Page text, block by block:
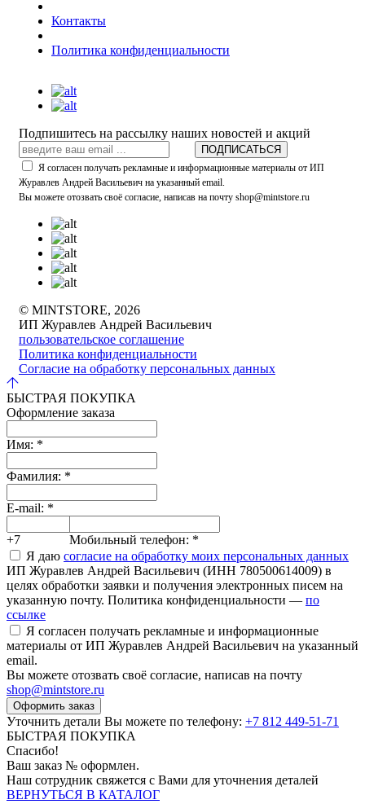
Контакты
Политика конфиденциальности
Подпишитесь на рассылку наших новостей и акций
ПОДПИСАТЬСЯ
Я согласен получать рекламные и информационные материалы от ИП
Журавлев Андрей Васильевич на указанный email.
Вы можете отозвать своё согласие, написав на почту shop@mintstore.ru
© MINTSTORE, 2026
ИП Журавлев Андрей Васильевич
пользовательское соглашение
Политика конфиденциальности
Согласие на обработку персональных данных
БЫСТРАЯ ПОКУПКА
Оформление заказа
Имя: *
Фамилия: *
E-mail: *
+7 Мобильный телефон: *
Я даю согласие на обработку моих персональных данных
ИП Журавлев Андрей Васильевич (ИНН 780500614009) в
целях обработки заявки и получения электронных писем на
указанную почту. Политика конфиденциальности — по
ссылке
Я согласен получать рекламные и информационные
материалы от ИП Журавлев Андрей Васильевич на указанный
email.
Вы можете отозвать своё согласие, написав на почту
shop@mintstore.ru
Оформить заказ
Уточнить детали Вы можете по телефону: +7 812 449-51-71
БЫСТРАЯ ПОКУПКА
Спасибо!
Ваш заказ № оформлен.
Наш сотрудник свяжется с Вами для уточнения деталей
ВЕРНУТЬСЯ В КАТАЛОГ